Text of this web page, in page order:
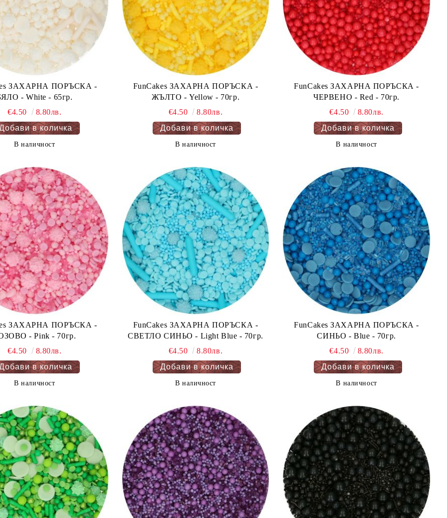
ЗАХАРНА ПОРЪСКА -
- White - 65гр.
€4.50
8.80лв.
В наличност
FunCakes ЗАХАРНА ПОРЪСКА -
ЖЪЛТО - Yellow - 70гр.
€4.50
8.80лв.
В наличност
FunCakes ЗАХАРНА ПОРЪСКА -
ЧЕРВЕНО - Red - 70гр.
€4.50
8.80лв.
В наличност
ЗАХАРНА ПОРЪСКА -
- Pink - 70гр.
€4.50
8.80лв.
В наличност
FunCakes ЗАХАРНА ПОРЪСКА -
СВЕТЛО СИНЬО - Light Blue - 70гр.
€4.50
8.80лв.
В наличност
FunCakes ЗАХАРНА ПОРЪСКА -
СИНЬО - Blue - 70гр.
€4.50
8.80лв.
В наличност